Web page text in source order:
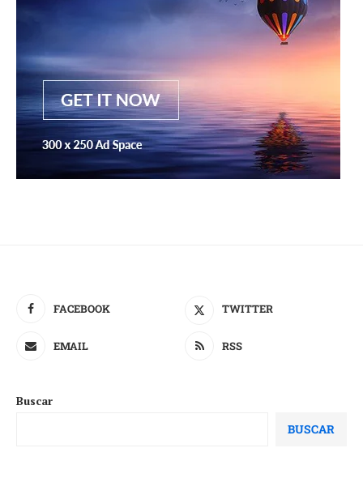
FACEBOOK TWITTER
EMAIL RSS
Buscar
BUSCAR